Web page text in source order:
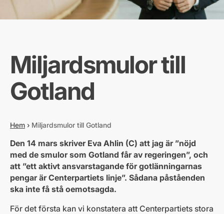
Miljardsmulor till
Gotland
Hem › Miljardsmulor till Gotland
Den 14 mars skriver Eva Ahlin (C) att jag är ”nöjd
med de smulor som Gotland får av regeringen”, och
att ”ett aktivt ansvarstagande för gotlänningarnas
pengar är Centerpartiets linje”. Sådana påståenden
ska inte få stå oemotsagda.
För det första kan vi konstatera att Centerpartiets stora